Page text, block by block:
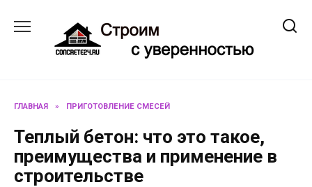
содержанию
ГЛАВНАЯ » ПРИГОТОВЛЕНИЕ СМЕСЕЙ
Теплый бетон: что это такое,
преимущества и применение в
строительстве